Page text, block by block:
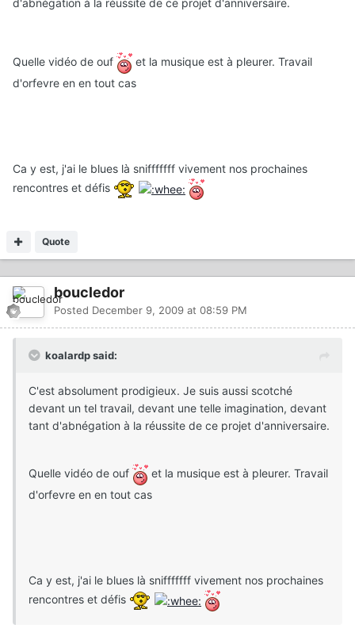
d'abnégation à la réussite de ce projet d'anniversaire.
Quelle vidéo de ouf
et la musique est à pleurer. Travail
d'orfevre en en tout cas
Ca y est, j'ai le blues là snifffffff vivement nos prochaines
rencontres et défis
Quote
boucledor
Posted December 9, 2009 at 08:59 PM
koalardp said:
C'est absolument prodigieux. Je suis aussi scotché
devant un tel travail, devant une telle imagination, devant
tant d'abnégation à la réussite de ce projet d'anniversaire.
Quelle vidéo de ouf
et la musique est à pleurer. Travail
d'orfevre en en tout cas
Ca y est, j'ai le blues là snifffffff vivement nos prochaines
rencontres et défis